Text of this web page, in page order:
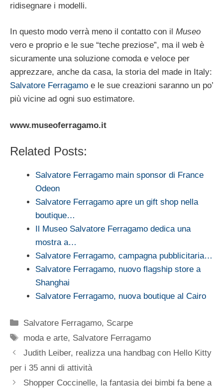
ridisegnare i modelli.
In questo modo verrà meno il contatto con il Museo
vero e proprio e le sue “teche preziose”, ma il web è
sicuramente una soluzione comoda e veloce per
apprezzare, anche da casa, la storia del made in Italy:
Salvatore Ferragamo e le sue creazioni saranno un po’
più vicine ad ogni suo estimatore.
www.museoferragamo.it
Related Posts:
Salvatore Ferragamo main sponsor di France
Odeon
Salvatore Ferragamo apre un gift shop nella
boutique…
Il Museo Salvatore Ferragamo dedica una
mostra a…
Salvatore Ferragamo, campagna pubblicitaria…
Salvatore Ferragamo, nuovo flagship store a
Shanghai
Salvatore Ferragamo, nuova boutique al Cairo
Categorie
Salvatore Ferragamo, Scarpe
Tag
moda e arte, Salvatore Ferragamo
Judith Leiber, realizza una handbag con Hello Kitty
per i 35 anni di attività
Shopper Coccinelle, la fantasia dei bimbi fa bene a